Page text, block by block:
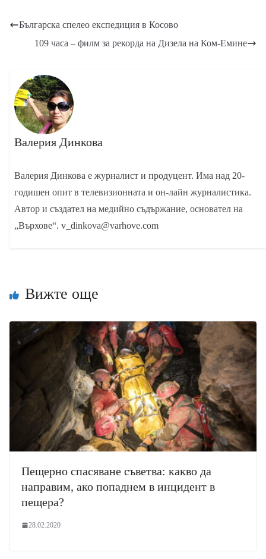
Българска спелео експедиция в Косово
109 часа – филм за рекорда на Дизела на Ком-Емине
Валерия Динкова
Валерия Динкова е журналист и продуцент. Има над 20-
годишен опит в телевизионната и он-лайн журналистика.
Автор и създател на медийно съдържание, основател на
„Върхове“. v_dinkova@varhove.com
Вижте още
Пещерно спасяване съветва: какво да
направим, ако попаднем в инцидент в
пещера?
28.02.2020